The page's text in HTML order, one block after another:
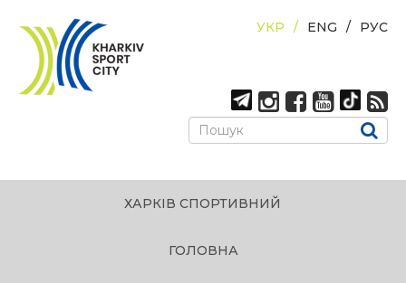
РУС
ENG
УКР
ХАРКІВ СПОРТИВНИЙ
ГОЛОВНА